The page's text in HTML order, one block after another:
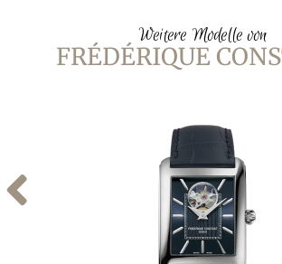
Weitere Modelle von
FRÉDÉRIQUE